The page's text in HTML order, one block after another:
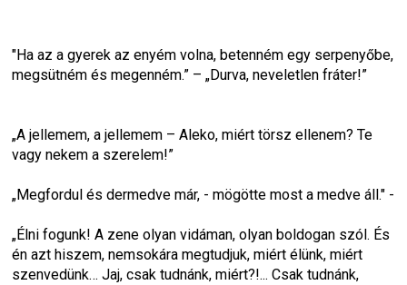
"Ha az a gyerek az enyém volna, betenném egy serpenyőbe,
megsütném és megenném.” – „Durva, neveletlen fráter!”
„A jellemem, a jellemem – Aleko, miért törsz ellenem? Te
vagy nekem a szerelem!”
„Megfordul és dermedve már, - mögötte most a medve áll." -
„Élni fogunk! A zene olyan vidáman, olyan boldogan szól. És
én azt hiszem, nemsokára megtudjuk, miért élünk, miért
szenvedünk… Jaj, csak tudnánk, miért?!... Csak tudnánk,